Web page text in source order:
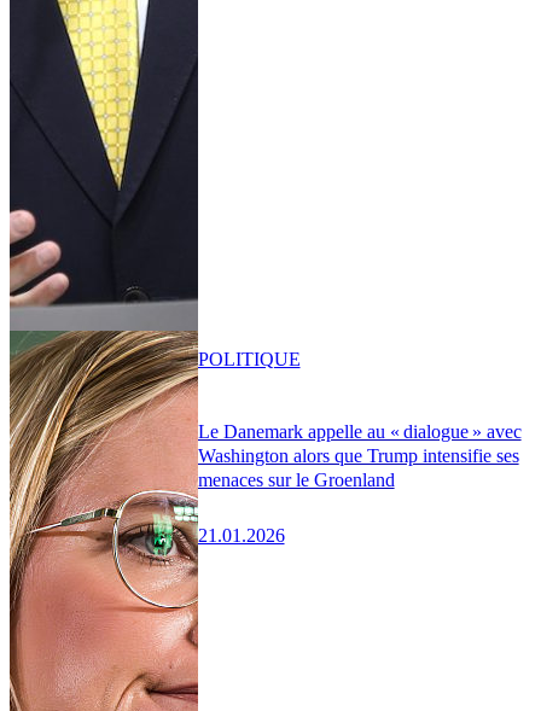
Le Danemark appelle au « dialogue » avec
Washington alors que Trump intensifie ses
menaces sur le Groenland
21.01.2026
POLITIQUE